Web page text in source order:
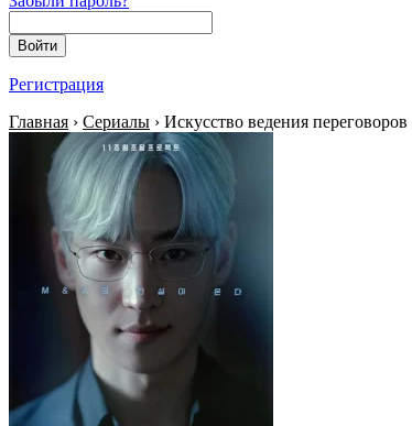
Войти
Регистрация
Главная › Сериалы › Искусство ведения переговоров